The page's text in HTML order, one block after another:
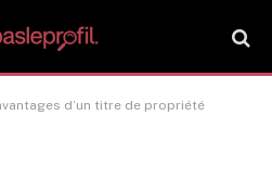
d’un titre de propriété